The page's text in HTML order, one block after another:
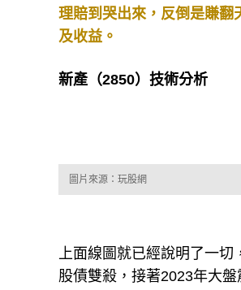
理賠到哭出來，反倒是賺翻
及收益。
新產（2850）技術分析
圖片來源：玩股網
上面線圖就已經說明了一
股債雙殺，接著2023年大